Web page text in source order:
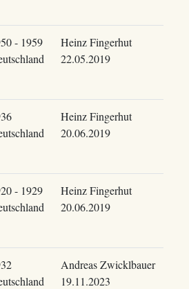
- 1959
Heinz Fingerhut
22.05.2019
Heinz Fingerhut
20.06.2019
- 1929
Heinz Fingerhut
20.06.2019
Andreas Zwicklbauer
19.11.2023